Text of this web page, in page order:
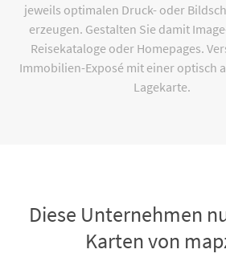
jeweils optimalen Druck- oder
erzeugen. Gestalten Sie damit
Reisekataloge oder Homepages.
Immobilien-Exposé mit einer optisch
Lagekarte.
Diese Unternehmen
Karten von